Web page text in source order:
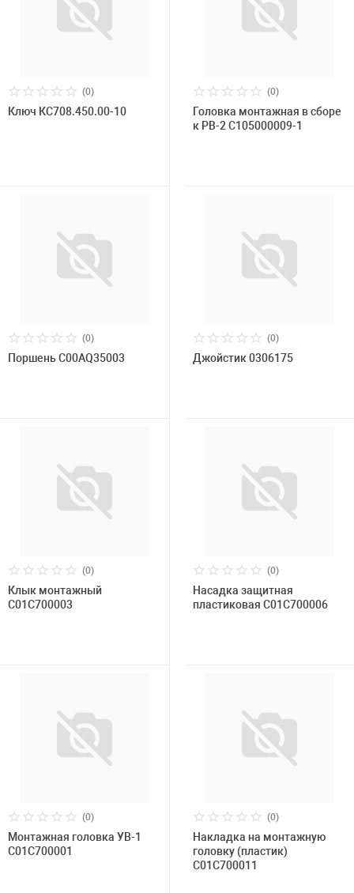
(0)
Ключ КС708.450.00-10
(0)
Головка монтажная в сборе
к РВ-2 C105000009-1
(0)
Поршень C00AQ35003
(0)
Джойстик 0306175
(0)
Клык монтажный
C01C700003
(0)
Насадка защитная
пластиковая С01С700006
(0)
Монтажная головка УВ-1
С01С700001
(0)
Накладка на монтажную
головку (пластик)
C01C700011